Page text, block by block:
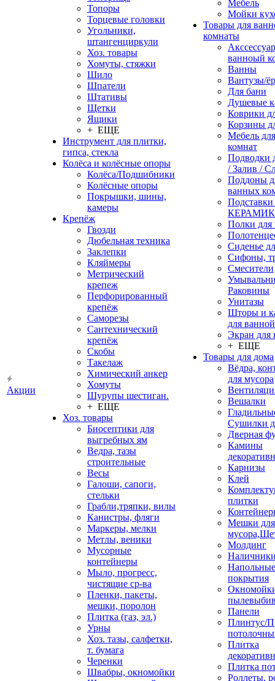
Акции
Топоры
Торцевые головки
Угольники,
штангенциркули
Хоз. товары
Хомуты, стяжки
Шило
Шпатели
Штативы
Щетки
Ящики
+ ЕЩЕ
Инструмент для плитки,
гипса, стекла
Колёса и колёсные опоры
Колёса/Подшибники
Колёсные опоры
Покрышки, шины,
камеры
Крепёж
Гвозди
Дюбельная техника
Заклепки
Кляймеры
Метрический
крепеж
Перфорированный
крепёж
Саморезы
Сантехнический
крепёж
Скобы
Такелаж
Химический анкер
Хомуты
Шурупы шестиган.
+ ЕЩЕ
Хоз. товары
Биосептики для
выгребных ям
Ведра, тазы
строительные
Весы
Галоши, сапоги,
стельки
Грабли,тряпки, вилы
Канистры, фляги
Маркеры, мелки
Метлы, веники
Мусорные
контейнеры
Мыло, прогресс,
чистящие ср-ва
Пленки, пакеты,
мешки, поролон
Плитка (газ, эл.)
Урны
Хоз. тазы, салфетки,
т. бумага
Черенки
Швабры, окномойки
Мебель
Мойки
Товары для
комнаты
ванноый
Ванны
Вантузы/
Для бани
Душевые
Коврики
Корзины
Мебель
комнат
Подводки
/ Залив /
Поддоны
ванных
Полки для
Сиденье
Сифоны,
Смесители
Раковины
Унитазы
Шторы и
для ванной
Экран для
+ ЕЩЕ
Товары для дома
Вёдра,
для мусора
Вешалки
Сушилки
Дверная
Камины
Карнизы
Клей
плитки
Мешки для
Молдинг
Напольные
покрытия
Панели
Плинтус/
Плитка
Плитка
Роллеты,